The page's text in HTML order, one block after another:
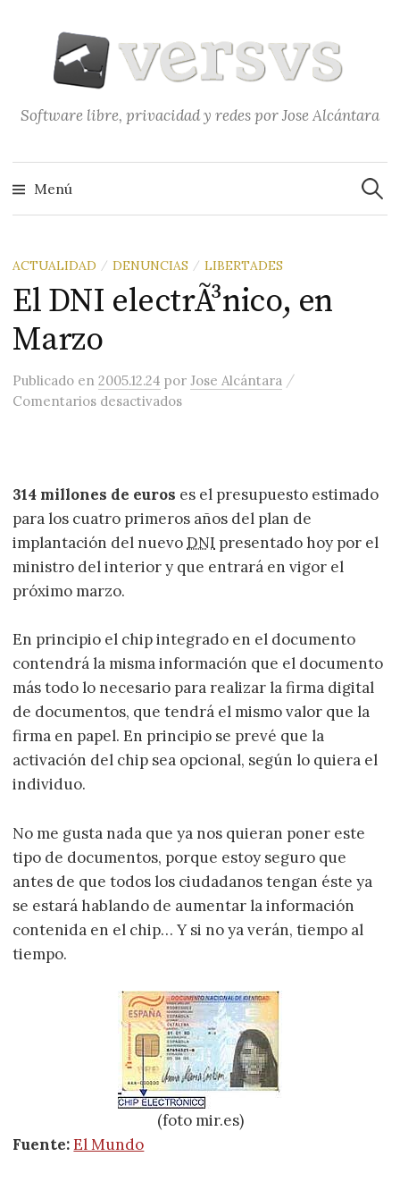
contenido
Software libre, privacidad y redes por Jose Alcántara
Menú
ACTUALIDAD / DENUNCIAS / LIBERTADES
El DNI electrÃ³nico, en
Marzo
Publicado en2005.12.24 porJose Alcántara /
Comentarios desactivadosen El DNI electrÃ³nico, en Marzo
314 millones de euros es el presupuesto estimado
para los cuatro primeros años del plan de
implantación del nuevoDNI presentado hoy por el
ministro del interior y que entrará en vigor el
próximo marzo.
En principio el chip integrado en el documento
contendrá la misma información que el documento
más todo lo necesario para realizar la firma digital
de documentos, que tendrá el mismo valor que la
firma en papel. En principio se prevé que la
activación del chip sea opcional, según lo quiera el
individuo.
No me gusta nada que ya nos quieran poner este
tipo de documentos, porque estoy seguro que
antes de que todos los ciudadanos tengan éste ya
se estará hablando de aumentar la información
contenida en el chip… Y si no ya verán, tiempo al
tiempo.
(foto mir.es)
Fuente:El Mundo